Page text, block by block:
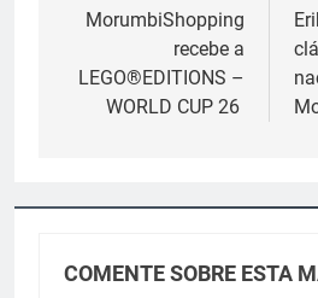
de
Post
MorumbiShopping
recebe a
LEGO®EDITIONS –
WORLD CUP 26
COMENTE SOBRE ESTA